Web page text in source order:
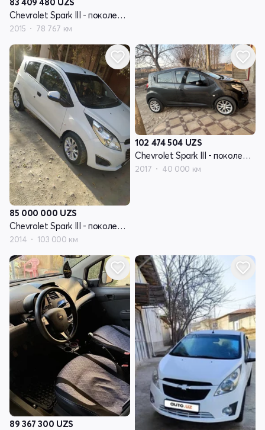
83 409 480 UZS
Chevrolet Spark III - поколение
2015 78 767 км
85 000 000 UZS
Chevrolet Spark III - поколение
2014 103 000 км
102 474 504 UZS
Chevrolet Spark III - поколение
2017 40 000 км
89 367 300 UZS